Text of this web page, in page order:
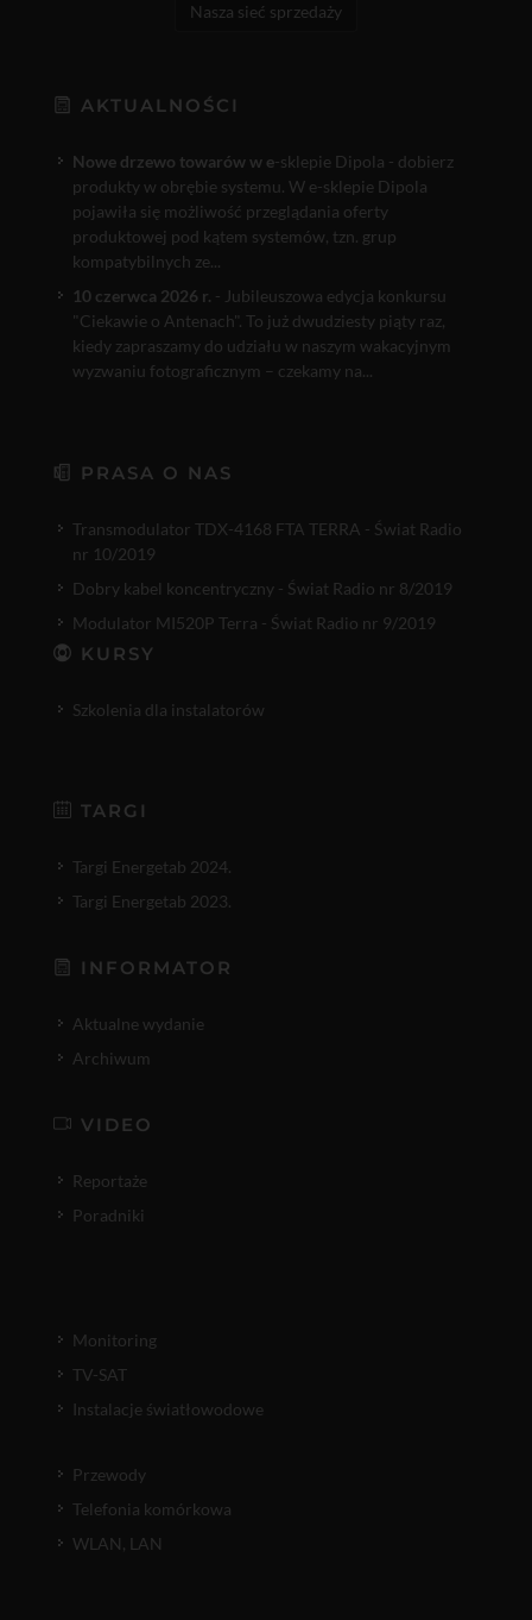
Nasza sieć sprzedaży
AKTUALNOŚCI
Nowe drzewo towarów w e-sklepie Dipola - dobierz
produkty w obrębie systemu. W e-sklepie Dipola
pojawiła się możliwość przeglądania oferty
produktowej pod kątem systemów, tzn. grup
kompatybilnych ze...
10 czerwca 2026 r. - Jubileuszowa edycja konkursu
"Ciekawie o Antenach". To już dwudziesty piąty raz,
kiedy zapraszamy do udziału w naszym wakacyjnym
wyzwaniu fotograficznym – czekamy na...
PRASA O NAS
Transmodulator TDX-4168 FTA TERRA - Świat Radio
nr 10/2019
Dobry kabel koncentryczny - Świat Radio nr 8/2019
Modulator MI520P Terra - Świat Radio nr 9/2019
KURSY
Szkolenia dla instalatorów
TARGI
Targi Energetab 2024.
Targi Energetab 2023.
INFORMATOR
Aktualne wydanie
Archiwum
VIDEO
Reportaże
Poradniki
Monitoring
TV-SAT
Instalacje światłowodowe
Przewody
Telefonia komórkowa
WLAN, LAN